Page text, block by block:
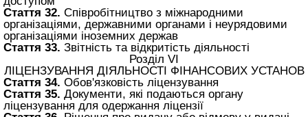
Стаття 32. Співробітництво з міжнародними
організаціями, державними органами і неурядовими
організаціями іноземних держав
Стаття 33. Звітність та відкритість діяльності
Розділ VI
ЛІЦЕНЗУВАННЯ ДІЯЛЬНОСТІ ФІНАНСОВИХ УСТАНОВ
Стаття 34. Обов'язковість ліцензування
Стаття 35. Документи, які подаються органу
ліцензування для одержання ліцензії